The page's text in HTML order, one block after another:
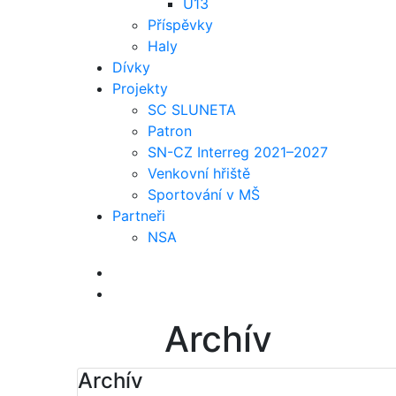
U13
Příspěvky
Haly
Dívky
Projekty
SC SLUNETA
Patron
SN-CZ Interreg 2021–2027
Venkovní hřiště
Sportování v MŠ
Partneři
NSA
Archív
Archív